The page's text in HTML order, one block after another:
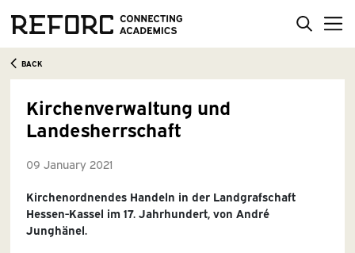
BACK
Kirchenverwaltung und
Landesherrschaft
09 January 2021
Kirchenordnendes Handeln in der Landgrafschaft
Hessen-Kassel im 17. Jahrhundert, von André
Junghänel.